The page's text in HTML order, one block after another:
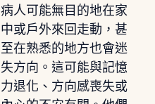
病人可能無目的地在家
中或戶外來回走動，甚
至在熟悉的地方也會迷
失方向。這可能與記憶
力退化、方向感喪失或